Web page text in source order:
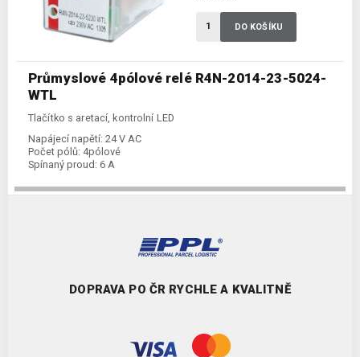
Průmyslové 4pólové relé R4N-2014-23-5024-
WTL
Tlačítko s aretací, kontrolní LED
Napájecí napětí: 24 V AC
Počet pólů: 4pólové
Spínaný proud: 6 A
DO KOŠÍKU
DOPRAVA PO ČR RYCHLE A KVALITNĚ